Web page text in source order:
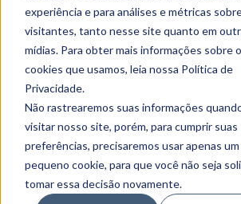
experiência e para análises e métricas
visitantes, tanto nesse site quanto em
mídias. Para obter mais informações sobre
cookies que usamos, leia nossa Política de
Privacidade.
Não rastrearemos suas informações
visitar nosso site, porém, para cumprir suas
preferências, precisaremos usar apenas um
pequeno cookie, para que você não seja
tomar essa decisão novamente.
Matéria sobre poder dos dados
Diretor de Inovação, Manuel Materon,
Mensagem
Novo produto
oferece aos